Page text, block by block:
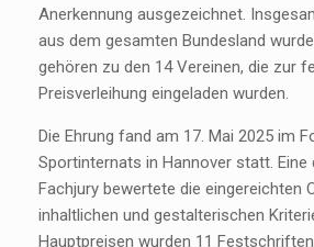
Anerkennung ausgezeichnet.
aus dem gesamten Bundesland
gehören zu den 14 Vereinen, die zur
Preisverleihung eingeladen wurden.
Die Ehrung fand am 17. Mai 2025 im
Sportinternats in Hannover statt. Eine
Fachjury bewertete die eingereichten
inhaltlichen und gestalterischen
Hauptpreisen wurden 11